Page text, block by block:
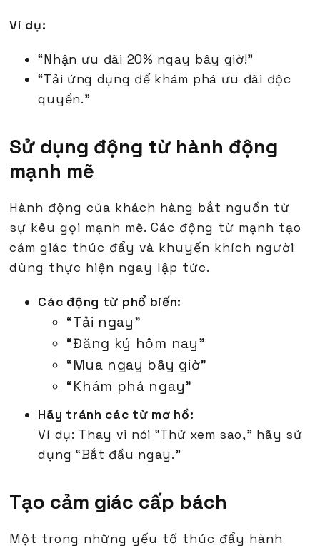
Ví dụ:
“Nhận ưu đãi 20% ngay bây giờ!”
“Tải ứng dụng để khám phá ưu đãi độc
quyền.”
Sử dụng động từ hành động
mạnh mẽ
Hành động của khách hàng bắt nguồn từ
sự kêu gọi mạnh mẽ. Các động từ mạnh tạo
cảm giác thúc đẩy và khuyến khích người
dùng thực hiện ngay lập tức.
Các động từ phổ biến:
“Tải ngay”
“Đăng ký hôm nay”
“Mua ngay bây giờ”
“Khám phá ngay”
Hãy tránh các từ mơ hồ:
Ví dụ: Thay vì nói “Thử xem sao,” hãy sử
dụng “Bắt đầu ngay.”
Tạo cảm giác cấp bách
Một trong những yếu tố thúc đẩy hành